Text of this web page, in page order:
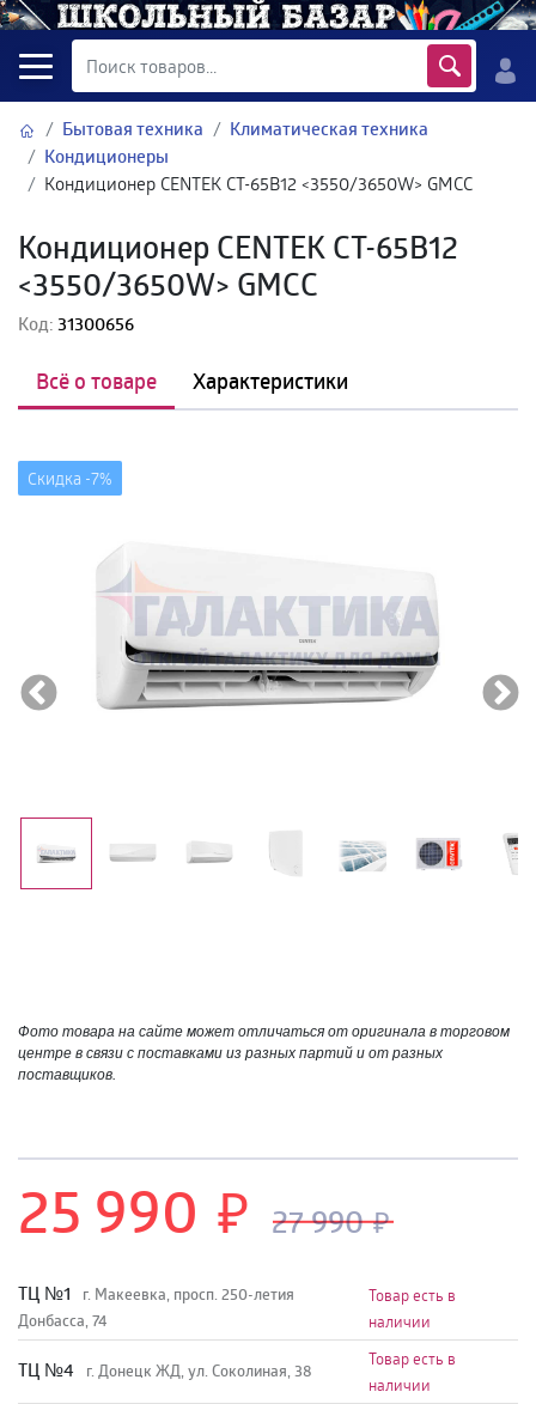
Бытовая техника
Климатическая техника
Кондиционеры
Кондиционер CENTEK CT-65B12 <3550/3650W> GMCC
Кондиционер CENTEK CT-65B12
<3550/3650W> GMCC
Код:31300656
Всё о товаре Характеристики
Скидка -7%
Фото товара на сайте может отличаться от оригинала в торговом
центре в связи с поставками из разных партий и от разных
поставщиков.
27 990
25 990
TЦ №1
г. Макеевка, просп. 250-летия
Донбасса, 74
Товар есть в
наличии
TЦ №4 г. Донецк ЖД, ул. Соколиная, 38
Товар есть в
наличии